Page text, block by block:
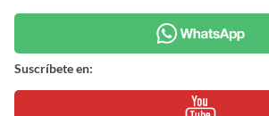
Suscríbete en: